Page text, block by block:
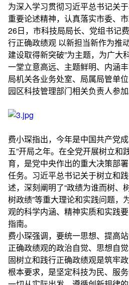
为深入学习贯彻习近平总书记关
重要论述精神，认真落实市委、
26日，市科技局局长、党组书记
行正确政绩观 以新担当新作为推
建设取得新突破”为主题，为广大
一堂立意高远、主题鲜明、内涵
局机关各业务处室、局属局管单
园区科技管理部门相关负责人参加
费小琛指出，今年是中国共产党
五”开局之年。在全党开展树立和
育，是党中央作出的重大决策部
任务。习近平总书记关于树立和
述，深刻阐明了“政绩为谁而树、
树政绩”等重大理论和实践问题，
观的科学内涵、精神实质和实践
指南。
费小琛强调，要统一思想、提高
正确政绩观的政治自觉、思想自
固树立和践行正确政绩观是筑牢
根本要求，是坚定科技为民、服